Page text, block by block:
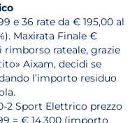
e 36 rate da € 195,00 al
Maxirata Finale €
rateale, grazie
Aixam, decidi se
l’importo residuo
2 Sport Elettrico prezzo
= € 14.300 (importo